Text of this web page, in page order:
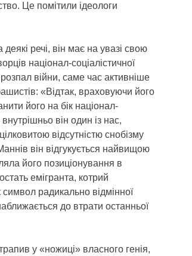
Це помітили ідеологи
речі, він має на увазі свою
націонал-соціалістичної
війни, саме час активніше
«Відтак, враховуючи його
його на бік націонал-
він один із нас,
відсутністю снобізму
він відгукується найвищою
його позиціонування в
емігранта, котрий
радикально відмінної
до втрати останньої
у «ножиці» власного генія,